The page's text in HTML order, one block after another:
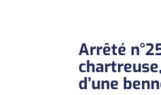
Arrêté
d’une